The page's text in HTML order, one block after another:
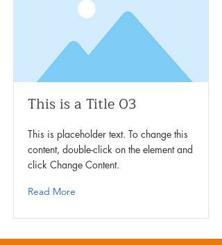
This is a Title 03
This is placeholder text. To change this
content, double-click on the element and
click Change Content.
Read More